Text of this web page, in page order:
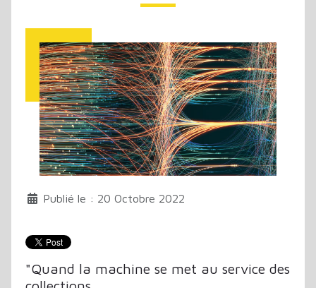
Publié le : 20 Octobre 2022
"Quand la machine se met au service des